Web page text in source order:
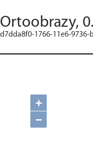
Ortoobrazy,
d7dda8f0-1766-11e6-9736-
+
−